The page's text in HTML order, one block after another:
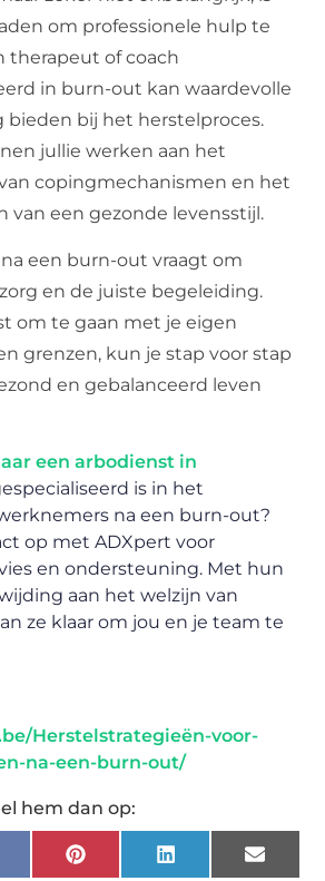
om professionele hulp te
therapeut of coach
in burn-out kan waardevolle
bieden bij het herstelproces.
jullie werken aan het
copingmechanismen en het
van een gezonde levensstijl.
een burn-out vraagt om
en de juiste begeleiding.
om te gaan met je eigen
grenzen, kun je stap voor stap
en gebalanceerd leven
een arbodienst in
is in het
na een burn-out?
op met ADXpert voor
en ondersteuning. Met hun
aan het welzijn van
ze klaar om jou en je team te
Herstelstrategieën-voor-
na-een-burn-out/
hem dan op:
PinterestLinkedIn Email